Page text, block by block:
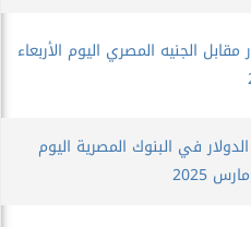
مقابل الجنيه المصري اليوم الأربعاء
في البنوك المصرية اليوم